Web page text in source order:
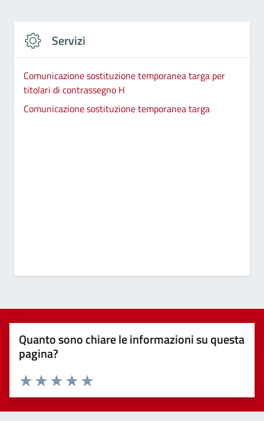
Servizi
Comunicazione sostituzione temporanea targa per
titolari di contrassegno H
Comunicazione sostituzione temporanea targa
Quanto sono chiare le informazioni su questa
pagina?
Valuta 5 stelle su 5
Valuta 4 stelle su 5
Valuta 3 stelle su 5
Valuta 2 stelle su 5
Valuta 1 stelle su 5